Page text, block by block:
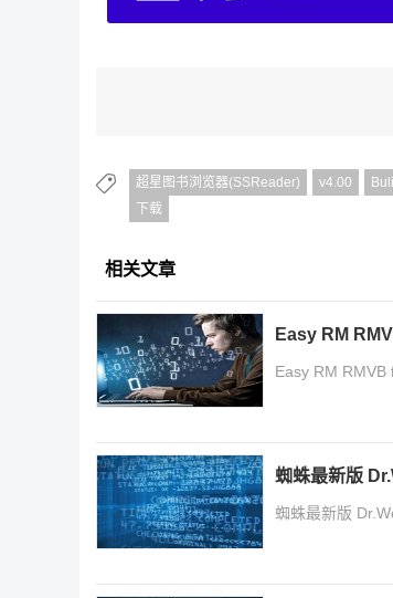
超星图书浏览器(SSReader) v4.00
下载
相关文章
Easy RM
Easy RM RMVB
蜘蛛最新版
蜘蛛最新版